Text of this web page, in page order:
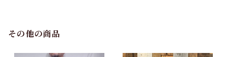
その他の商品